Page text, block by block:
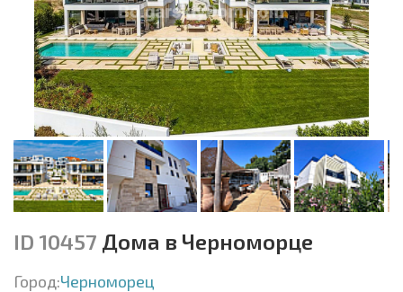
ID 10457 Дома в Черноморце
Город:Черноморец